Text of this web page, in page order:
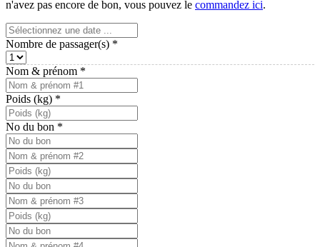
n'avez pas encore de bon, vous pouvez le commandez ici.
Nombre de passager(s) *
Nom & prénom *
Poids (kg) *
No du bon *